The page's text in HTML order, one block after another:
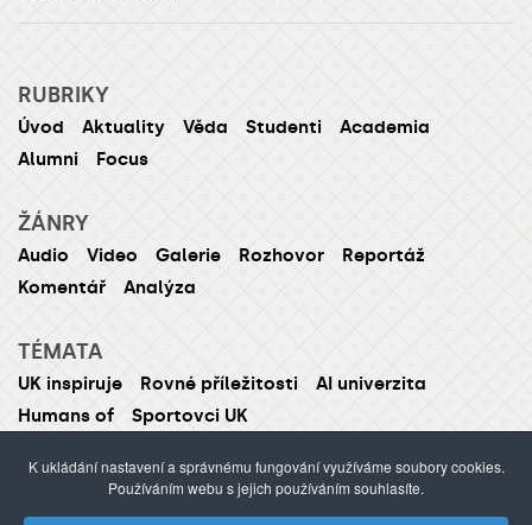
RUBRIKY
Úvod Aktuality Věda Studenti
Academia
Alumni
Focus
ŽÁNRY
Audio Video Galerie Rozhovor
Reportáž
Komentář
Analýza
TÉMATA
UK inspiruje Rovné příležitosti
AI univerzita
Humans of
Sportovci UK
K ukládání nastavení a správnému fungování využíváme soubory cookies.
Používáním webu s jejich používáním souhlasíte.